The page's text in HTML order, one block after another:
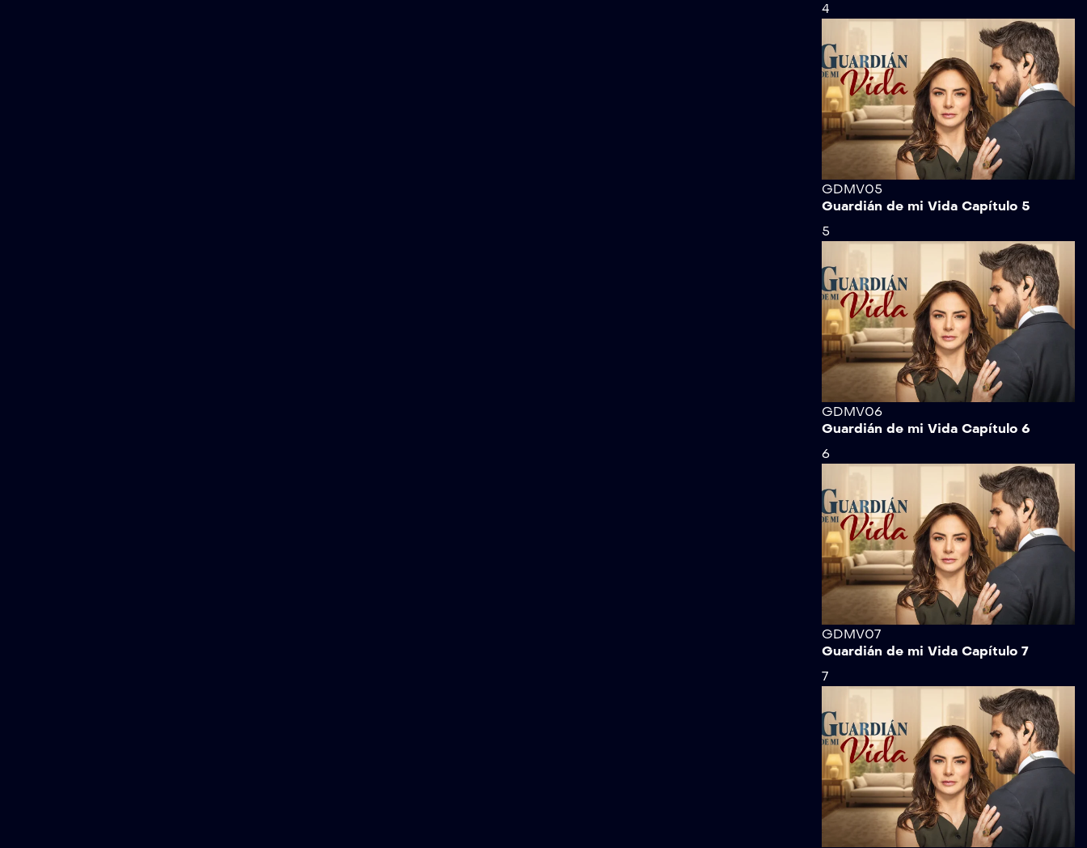
4
GDMV05
Guardián de mi Vida Capítulo 5
5
GDMV06
Guardián de mi Vida Capítulo 6
6
GDMV07
Guardián de mi Vida Capítulo 7
7